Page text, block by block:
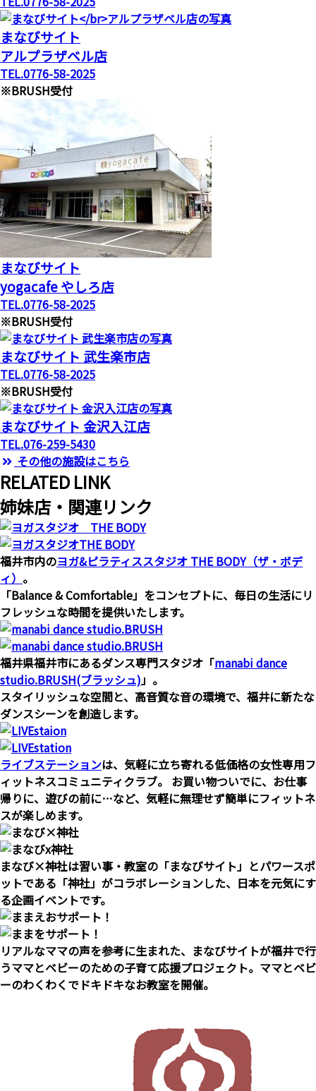
まなびサイト
アルプラザベル店
TEL.0776-58-2025
※BRUSH受付
まなびサイト
yogacafe やしろ店
TEL.0776-58-2025
※BRUSH受付
まなびサイト 武生楽市店
TEL.0776-58-2025
※BRUSH受付
まなびサイト 金沢入江店
TEL.076-259-5430
その他の施設はこちら
RELATED LINK
姉妹店・関連リンク
福井市内のヨガ&ピラティススタジオ THE BODY（ザ・ボデ
ィ） 。
「Balance & Comfortable」をコンセプトに、毎日の生活にリ
フレッシュな時間を提供いたします。
福井県福井市にあるダンス専門スタジオ「manabi dance
studio.BRUSH(ブラッシュ)」。
スタイリッシュな空間と、高音質な音の環境で、福井に新たな
ダンスシーンを創造します。
ライブステーションは、気軽に立ち寄れる低価格の女性専用フ
ィットネスコミュニティクラブ。 お買い物ついでに、お仕事
帰りに、遊びの前に…など、気軽に無理せず簡単にフィットネ
スが楽しめます。
まなび×神社は習い事・教室の「まなびサイト」とパワースポ
ットである「神社」がコラボレーションした、日本を元気にす
る企画イベントです。
リアルなママの声を参考に生まれた、まなびサイトが福井で行
うママとベビーのための子育て応援プロジェクト。ママとベビ
ーのわくわくでドキドキなお教室を開催。